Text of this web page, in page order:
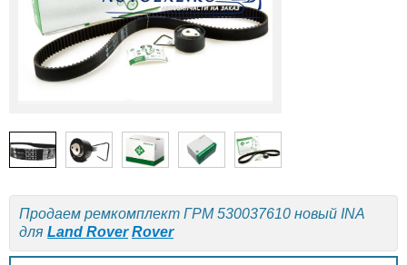
Продаем ремкомплект ГРМ 530037610 новый INA
для Land Rover Rover